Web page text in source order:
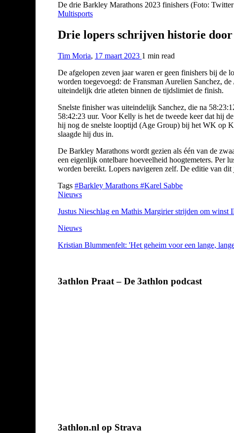
De drie Barkley Marathons 2023 finishers (Foto:
Multisports
Drie lopers schrijven historie
Tim Moria, 17 maart 2023 1 min read
De afgelopen zeven jaar waren er geen finishers bij de
worden toegevoegd: de Fransman Aurelien Sanchez,
uiteindelijk drie atleten binnen de tijdslimiet de finish.
Snelste finisher was uiteindelijk Sanchez, die na
58:42:23 uur. Voor Kelly is het de tweede keer dat hij
hij nog de snelste looptijd (Age Group) bij het WK op
slaagde hij dus in.
De Barkley Marathons wordt gezien als één van de
een eigenlijk ontelbare hoeveelheid hoogtemeters. Per
worden bereikt. Lopers navigeren zelf. De editie van
Tags #Barkley Marathons #Karel Sabbe
Nieuws
Justus Nieschlag en Mathis Margirier strijden om
Nieuws
Kristian Blummenfelt: 'Het geheim voor een lange,
3athlon Praat – De 3athlon podcast
3athlon.nl op Strava